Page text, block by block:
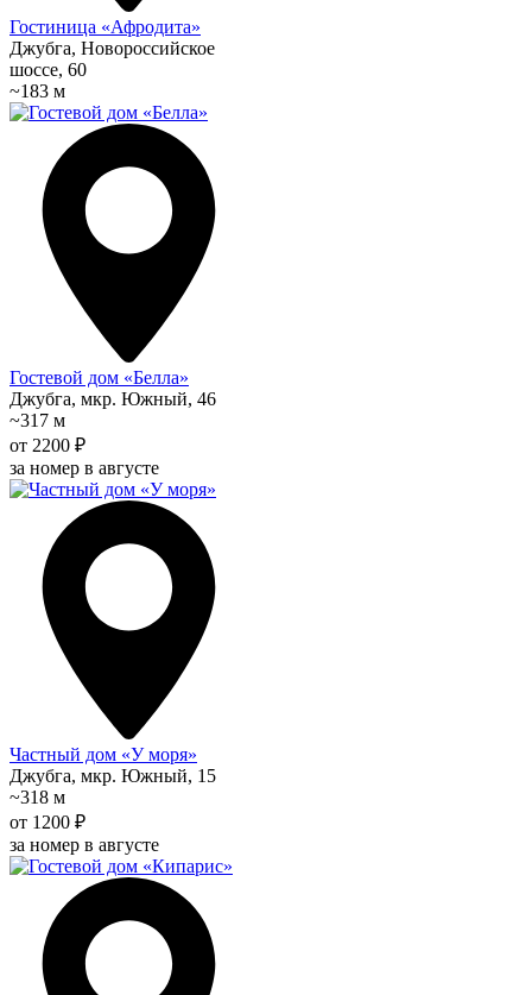
Гостиница «Афродита»
Джубга, Новороссийское
шоссе, 60
~183 м
Гостевой дом «Белла»
Джубга, мкр. Южный, 46
~317 м
от 2200 ₽
за номер в августе
Частный дом «У моря»
Джубга, мкр. Южный, 15
~318 м
от 1200 ₽
за номер в августе